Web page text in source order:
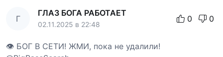
Г
ГЛАЗ БОГА РАБОТАЕТ
02.11.2025 в 22:48
0 0
👁 БОГ В СЕТИ! ЖМИ, пока не удалили!